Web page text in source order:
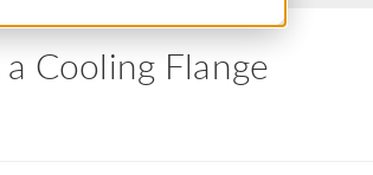
Cooling Flange